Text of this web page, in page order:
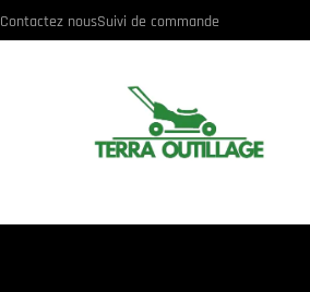
Contactez nousSuivi de commande